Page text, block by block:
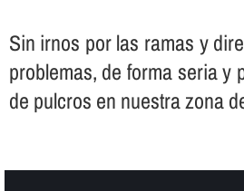
Sin irnos por las ramas y
problemas, de forma seria y
de pulcros en nuestra zona